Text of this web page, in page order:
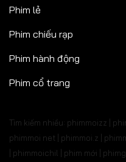
Phim lẻ
Phim chiếu rạp
Phim hành động
Phim cổ trang
Tìm kiếm nhiều: phimmoizz |
phimmoi net | phimmoi.z |
| phimmoichil | phim mới |